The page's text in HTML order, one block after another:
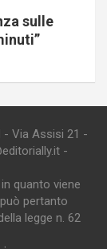
sulle
- Via Assisi 21 -
-
quanto viene
pertanto
legge n. 62